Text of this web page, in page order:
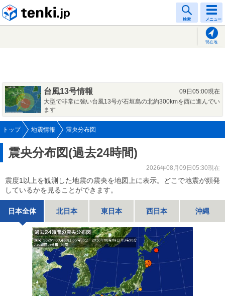
検索 メニュー
現在地
台風13号情報
09日05:00現在
大型で非常に強い台風13号が石垣島の北約300kmを西に進んでい
ます
トップ 地震情報 震央分布図
震央分布図(過去24時間)
2026年08月09日05:30現在
震度1以上を観測した地震の震央を地図上に表示。どこで地震が頻発
しているかを見ることができます。
日本全体 北日本 東日本 西日本 沖縄